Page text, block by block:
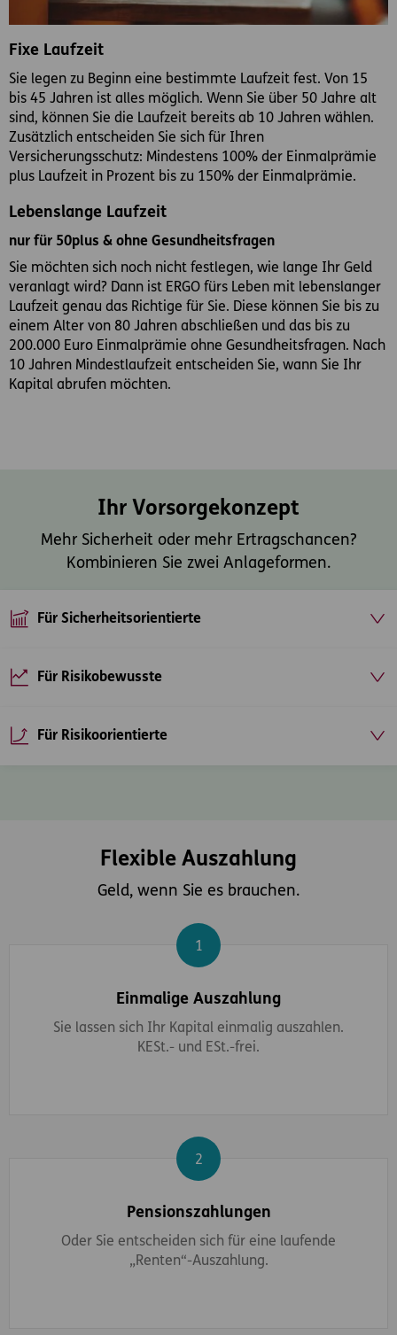
Fixe Laufzeit
Sie legen zu Beginn eine bestimmte Laufzeit fest. Von 15
bis 45 Jahren ist alles möglich. Wenn Sie über 50 Jahre alt
sind, können Sie die Laufzeit bereits ab 10 Jahren wählen.
Zusätzlich entscheiden Sie sich für Ihren
Versicherungsschutz: Mindestens 100% der Einmalprämie
plus Laufzeit in Prozent bis zu 150% der Einmalprämie.
Lebenslange Laufzeit
nur für 50plus & ohne Gesundheitsfragen
Sie möchten sich noch nicht festlegen, wie lange Ihr Geld
veranlagt wird? Dann ist ERGO fürs Leben mit lebenslanger
Laufzeit genau das Richtige für Sie. Diese können Sie bis zu
einem Alter von 80 Jahren abschließen und das bis zu
200.000 Euro Einmalprämie ohne Gesundheitsfragen. Nach
10 Jahren Mindestlaufzeit entscheiden Sie, wann Sie Ihr
Kapital abrufen möchten.
Ihr Vorsorgekonzept
Mehr Sicherheit oder mehr Ertragschancen?
Kombinieren Sie zwei Anlageformen.
Für Sicherheitsorientierte
Für Risikobewusste
Für Risikoorientierte
Flexible Auszahlung
Geld, wenn Sie es brauchen.
Einmalige Auszahlung
Sie lassen sich Ihr Kapital einmalig auszahlen.
KESt.- und ESt.-frei.
Pensionszahlungen
Oder Sie entscheiden sich für eine laufende
„Renten“-Auszahlung.